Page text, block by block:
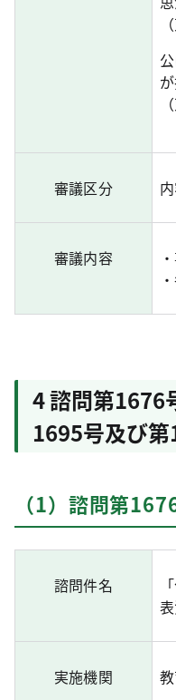
審議区分
審議内容
4 諮問第1676
1695号及び
（1）諮問第
諮問件名
実施機関